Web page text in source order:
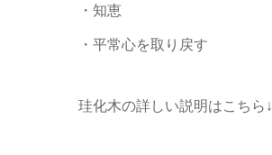
・知恵
・平常心を取り戻す
珪化木の詳しい説明はこちら↓